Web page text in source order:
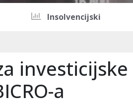
Insolvencijski
a